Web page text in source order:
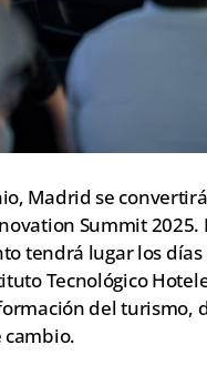
Madrid se
Summit 2025.
tendrá lugar los días
Tecnológico
del turismo,